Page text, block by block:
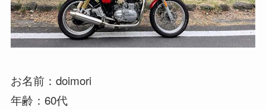
お名前：doimori
年齢：60代